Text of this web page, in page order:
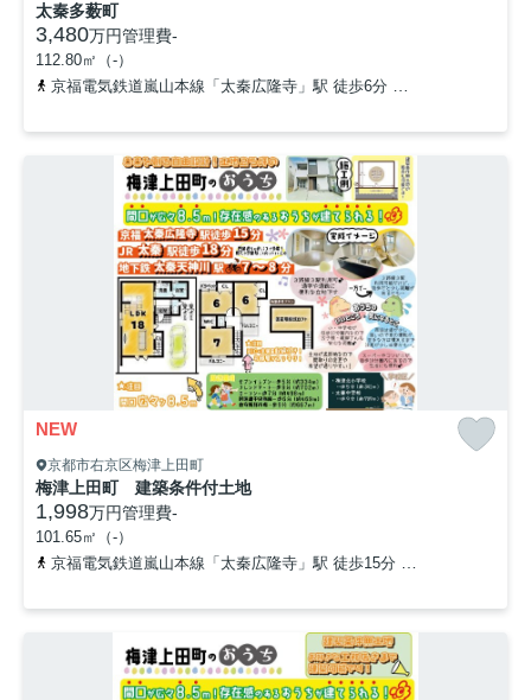
太秦多薮町
3,480万円管理費-
112.80㎡（-）
京福電気鉄道嵐山本線「太秦広隆寺」駅 徒歩6分
NEW
京都市右京区梅津上田町
梅津上田町 建築条件付土地
1,998万円管理費-
101.65㎡（-）
京福電気鉄道嵐山本線「太秦広隆寺」駅 徒歩15分